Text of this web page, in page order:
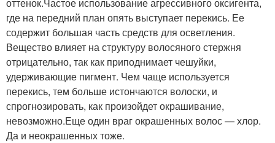
где на передний план опять выступает перекись. Ее
содержит большая часть средств для осветления.
Вещество влияет на структуру волосяного стержня
отрицательно, так как приподнимает чешуйки,
удерживающие пигмент. Чем чаще используется
перекись, тем больше истончаются волоски, и
спрогнозировать, как произойдет окрашивание,
невозможно.Еще один враг окрашенных волос — хлор.
Да и неокрашенных тоже.